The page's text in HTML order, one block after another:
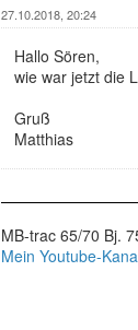
27.10.2018, 20:24
Hallo Sören,
wie war jetzt die
Gruß
Matthias
MB-trac 65/70 Bj.
Mein Youtube-